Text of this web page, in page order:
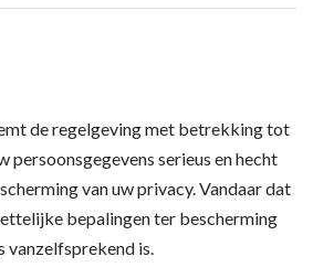
de regelgeving met betrekking tot
persoonsgegevens serieus en hecht
van uw privacy. Vandaar dat
bepalingen ter bescherming
vanzelfsprekend is.